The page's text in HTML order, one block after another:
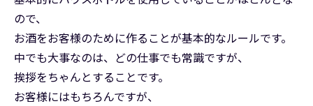
ので、
お酒をお客様のために作ることが基本的なルールです。
中でも大事なのは、どの仕事でも常識ですが、
挨拶をちゃんとすることです。
お客様にはもちろんですが、